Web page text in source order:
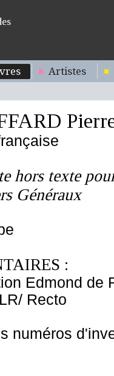
Artistes
hors texte
Généraux
:
Edmond de
Recto
numéros